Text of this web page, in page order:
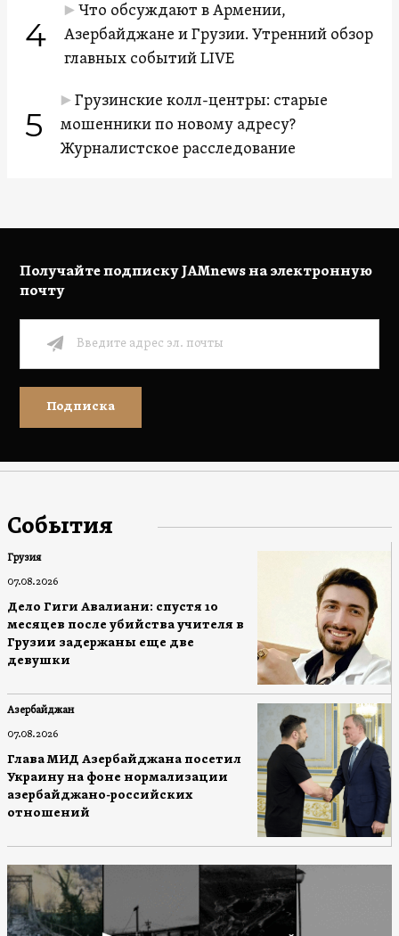
4
Что обсуждают в Армении,
Азербайджане и Грузии. Утренний обзор
главных событий LIVE
5
Грузинские колл-центры: старые
мошенники по новому адресу?
Журналистское расследование
Получайте подписку JAMnews на электронную
почту
Подписка
События
Грузия
07.08.2026
Дело Гиги Авалиани: спустя 10
месяцев после убийства учителя в
Грузии задержаны еще две
девушки
Азербайджан
07.08.2026
Глава МИД Азербайджана посетил
Украину на фоне нормализации
азербайджано-российских
отношений